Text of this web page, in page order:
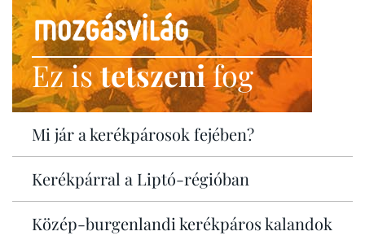
Ez istetszenifog
Mi jár a kerékpárosok fejében?
Kerékpárral a Liptó-régióban
Közép-burgenlandi kerékpáros kalandok